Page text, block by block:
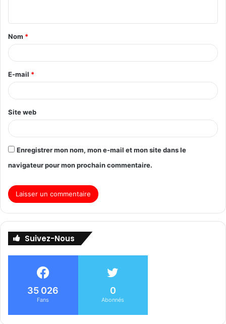
Nom *
E-mail *
Site web
Enregistrer mon nom, mon e-mail et mon site dans le
navigateur pour mon prochain commentaire.
Suivez-Nous
35 026
Fans
0
Abonnés